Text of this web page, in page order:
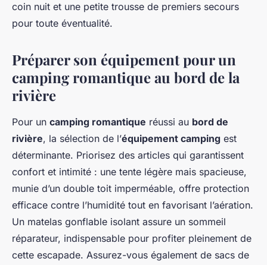
coin nuit et une petite trousse de premiers secours
pour toute éventualité.
Préparer son équipement pour un
camping romantique au bord de la
rivière
Pour un camping romantique réussi au bord de
rivière, la sélection de l’équipement camping est
déterminante. Priorisez des articles qui garantissent
confort et intimité : une tente légère mais spacieuse,
munie d’un double toit imperméable, offre protection
efficace contre l’humidité tout en favorisant l’aération.
Un matelas gonflable isolant assure un sommeil
réparateur, indispensable pour profiter pleinement de
cette escapade. Assurez-vous également de sacs de